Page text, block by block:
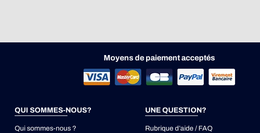
Moyens de paiement acceptés
QUI SOMMES-NOUS?
Qui sommes-nous ?
UNE QUESTION?
Rubrique d’aide / FAQ